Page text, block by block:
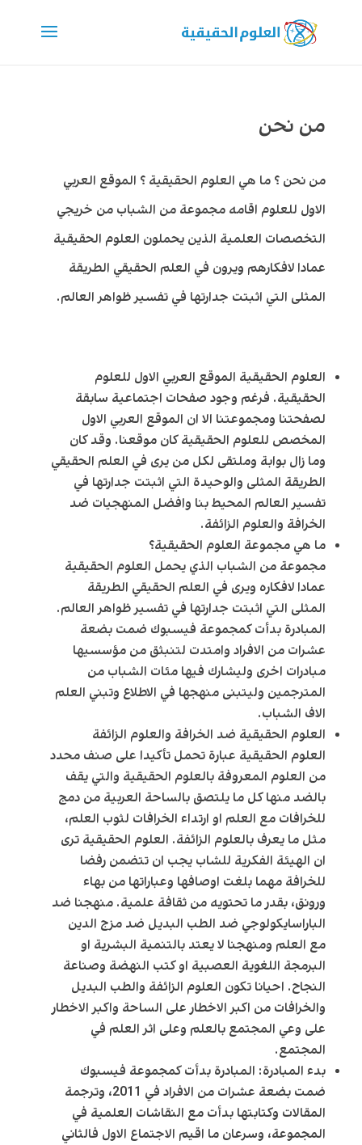
من نحن
من نحن ؟ ما هي العلوم الحقيقية ؟ الموقع العربي
الاول للعلوم اقامه مجموعة من الشباب من خريجي
التخصصات العلمية الذين يحملون العلوم الحقيقية
عمادا لافكارهم ويرون في العلم الحقيقي الطريقة
المثلى التي اثبتت جدارتها في تفسير ظواهر العالم.
العلوم الحقيقية الموقع العربي الاول للعلوم
الحقيقية. فرغم وجود صفحات اجتماعية سابقة
لصفحتنا ومجموعتنا الا ان الموقع العربي الاول
المخصص للعلوم الحقيقية كان موقعنا. وقد كان
وما زال بوابة وملتقى لكل من يرى في العلم الحقيقي
الطريقة المثلى والوحيدة التي اثبتت جدارتها في
تفسير العالم المحيط بنا وافضل المنهجيات ضد
الخرافة والعلوم الزائفة.
ما هي مجموعة العلوم الحقيقية؟
مجموعة من الشباب الذي يحمل العلوم الحقيقية
عمادا لافكاره ويرى في العلم الحقيقي الطريقة
المثلى التي اثبتت جدارتها في تفسير ظواهر العالم.
المبادرة بدأت كمجموعة فيسبوك ضمت بضعة
عشرات من الافراد وامتدت لتنبثق من مؤسسيها
مبادرات اخرى وليشارك فيها مئات الشباب من
المترجمين وليتبنى منهجها في الاطلاع وتبني العلم
الاف الشباب.
العلوم الحقيقية ضد الخرافة والعلوم الزائفة
العلوم الحقيقية عبارة تحمل تأكيدا على صنف محدد
من العلوم المعروفة بالعلوم الحقيقية والتي يقف
بالضد منها كل ما يلتصق بالساحة العربية من دمج
للخرافات مع العلم او ارتداء الخرافات لثوب العلم،
مثل ما يعرف بالعلوم الزائفة. العلوم الحقيقية ترى
ان الهيئة الفكرية للشاب يجب ان تتضمن رفضا
للخرافة مهما بلغت اوصافها وعباراتها من بهاء
ورونق، بقدر ما تحتويه من ثقافة علمية. منهجنا ضد
الباراسايكولوجي ضد الطب البديل ضد مزج الدين
مع العلم ومنهجنا لا يعتد بالتنمية البشرية او
البرمجة اللغوية العصبية او كتب النهضة وصناعة
النجاح. احيانا تكون العلوم الزائفة والطب البديل
والخرافات من اكبر الاخطار على الساحة واكبر الاخطار
على وعي المجتمع بالعلم وعلى اثر العلم في
المجتمع.
بدء المبادرة: المبادرة بدأت كمجموعة فيسبوك
ضمت بضعة عشرات من الافراد في 2011، وترجمة
المقالات وكتابتها بدأت مع النقاشات العلمية في
المجموعة، وسرعان ما اقيم الاجتماع الاول فالثاني